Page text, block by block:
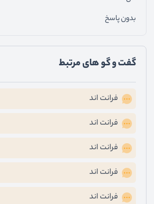
بدون پاسخ
گفت و گو های مرتبط
فرانت اند
فرانت اند
فرانت اند
فرانت اند
فرانت اند